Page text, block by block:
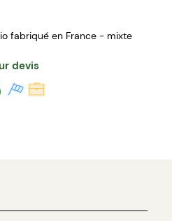
fabriqué en France - mixte
devis